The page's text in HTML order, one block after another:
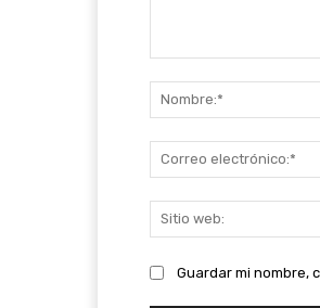
Guardar mi nombre,